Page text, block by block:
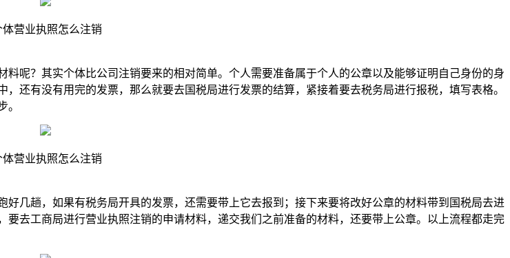
体营业执照怎么注销
呢？其实个体比公司注销要来的相对简单。个人需要准备属于个人的公章以及能够证明自己身份的身
还有没有用完的发票，那么就要去国税局进行发票的结算，紧接着要去税务局进行报税，填写表格。
。
体营业执照怎么注销
几趟，如果有税务局开具的发票，还需要带上它去报到；接下来要将改好公章的材料带到国税局去进
去工商局进行营业执照注销的申请材料，递交我们之前准备的材料，还要带上公章。以上流程都走完